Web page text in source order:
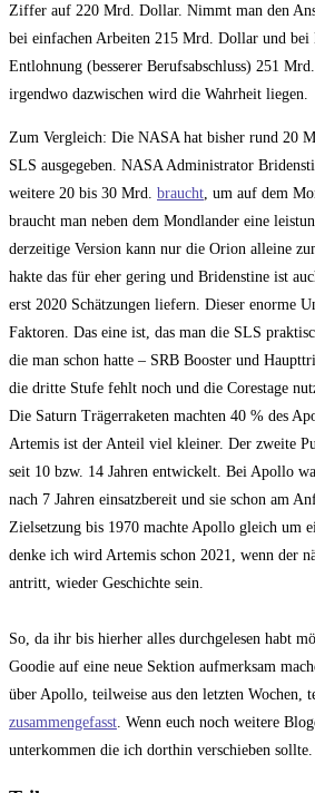
Ziffer auf 220 Mrd. Dollar. Nimmt man den
bei einfachen Arbeiten 215 Mrd. Dollar und bei
Entlohnung (besserer Berufsabschluss) 251
irgendwo dazwischen wird die Wahrheit liegen.
Zum Vergleich: Die NASA hat bisher rund 20
SLS ausgegeben. NASA Administrator
weitere 20 bis 30 Mrd. braucht , um auf dem
braucht man neben dem Mondlander eine
derzeitige Version kann nur die Orion alleine
hakte das für eher gering und Bridenstine ist
erst 2020 Schätzungen liefern. Dieser enorme
Faktoren. Das eine ist, das man die SLS
die man schon hatte – SRB Booster und
die dritte Stufe fehlt noch und die Corestage
Die Saturn Trägerraketen machten 40 % des
Artemis ist der Anteil viel kleiner. Der zweite
seit 10 bzw. 14 Jahren entwickelt. Bei Apollo
nach 7 Jahren einsatzbereit und sie schon am
Zielsetzung bis 1970 machte Apollo gleich um
denke ich wird Artemis schon 2021, wenn der
antritt, wieder Geschichte sein.
So, da ihr bis hierher alles durchgelesen habt
Goodie auf eine neue Sektion aufmerksam
über Apollo, teilweise aus den letzten Wochen,
zusammengefasst . Wenn euch noch weitere
unterkommen die ich dorthin verschieben sollte.